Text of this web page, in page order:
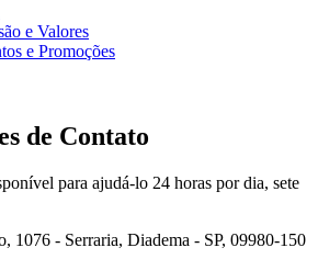
e Valores
e Promoções
de Contato
para ajudá-lo 24 horas por dia, sete
1076 - Serraria, Diadema - SP, 09980-150